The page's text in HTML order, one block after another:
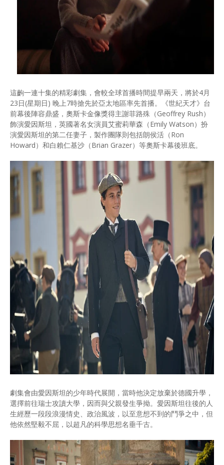
這齣一連十集的精彩劇集，會較全球首播時間提早兩天，將於4月
23日(星期日) 晚上7時搶先於亞太地區率先首播。《世紀天才》台
前幕後陣容鼎盛，奧斯卡金像獎得主謝菲路殊（Geoffrey Rush）
飾演愛因斯坦，英國著名女演員艾蜜莉華森（Emily Watson）扮
演愛因斯坦的第二任妻子，製作團隊則包括朗侯活（Ron
Howard）和白賴仁基沙（Brian Grazer）等奧斯卡幕後班底。
劇集會由愛因斯坦的少年時代展開，當時他決定放棄於德國升學，
選擇前往瑞士攻讀大學，因而與父親發生爭拗。愛因斯坦往後的人
生經歷一段段浪漫情史、政治風波，以至意想不到的鬥爭之中，但
他依然堅毅不屈，以超凡的科學思想名垂千古。